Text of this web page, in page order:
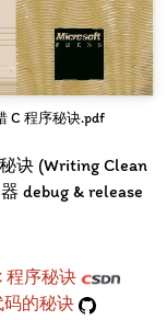
C 程序秘诀.pdf
诀 (Writing Clean
debug & release
程序秘诀
的秘诀